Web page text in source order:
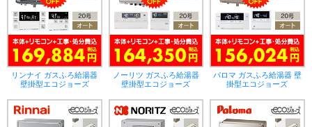
リンナイ ガスふろ給湯器
壁掛型エコジョーズ
ノーリツ ガスふろ給湯器
壁掛型エコジョーズ
パロマ ガスふろ給湯器 壁
掛型エコジョーズ